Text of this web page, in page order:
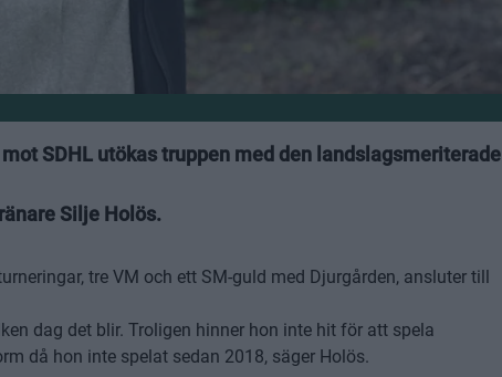
SDHL utökas truppen med den landslagsmeriterade
Silje Holös.
tre VM och ett SM-guld med Djurgården, ansluter till
dag det blir. Troligen hinner hon inte hit för att spela
då hon inte spelat sedan 2018, säger Holös.